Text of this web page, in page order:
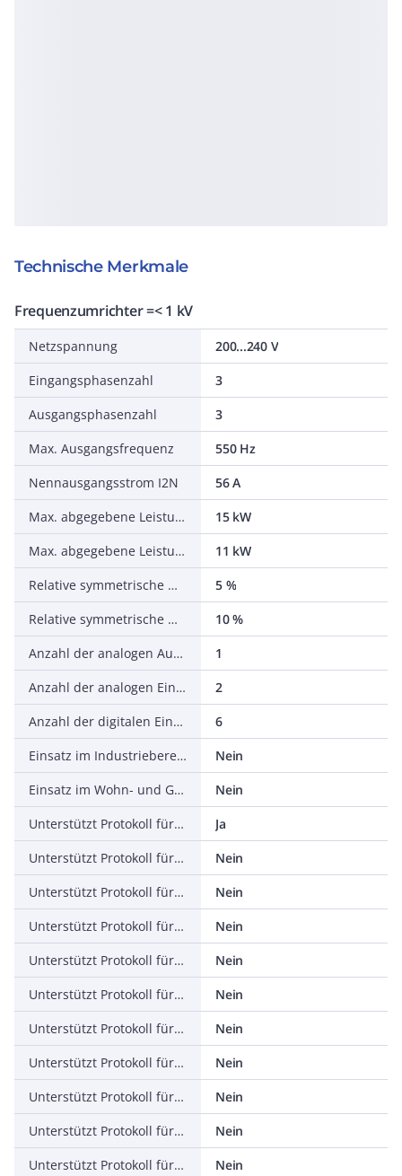
Technische Merkmale
Frequenzumrichter =< 1 kV
Netzspannung
200...240 V
Eingangsphasenzahl
3
Ausgangsphasenzahl
3
Max. Ausgangsfrequenz
550 Hz
Nennausgangsstrom I2N
56 A
Max. abgegebene Leistung bei quadrat. Belastung bei Bemessungsausgangsspannung
15 kW
Max. abgegebene Leistung bei linearer Belastung bei Bemessungsausgangsspannung
11 kW
Relative symmetrische Netzfrequenztoleranz
5 %
Relative symmetrische Netzspannungstoleranz
10 %
Anzahl der analogen Ausgänge
1
Anzahl der analogen Eingänge
2
Anzahl der digitalen Eingänge
6
Einsatz im Industriebereich zulässig
Nein
Einsatz im Wohn- und Gewerbebereich zulässig
Nein
Unterstützt Protokoll für TCP/IP
Ja
Unterstützt Protokoll für PROFIBUS
Nein
Unterstützt Protokoll für CAN
Nein
Unterstützt Protokoll für INTERBUS
Nein
Unterstützt Protokoll für ASI
Nein
Unterstützt Protokoll für KNX
Nein
Unterstützt Protokoll für Modbus
Nein
Unterstützt Protokoll für Data-Highway
Nein
Unterstützt Protokoll für DeviceNet
Nein
Unterstützt Protokoll für SUCONET
Nein
Unterstützt Protokoll für LON
Nein